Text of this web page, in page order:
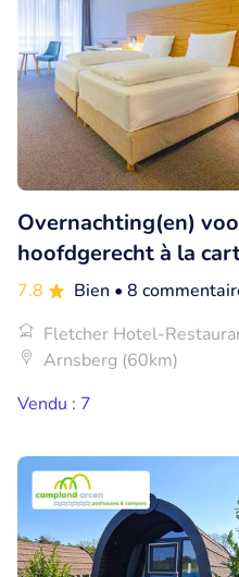
Overnachting(en)
hoofdgerecht à la
7.8 Bien • 8
Fletcher Hotel-
Arnsberg (60km)
Vendu : 7